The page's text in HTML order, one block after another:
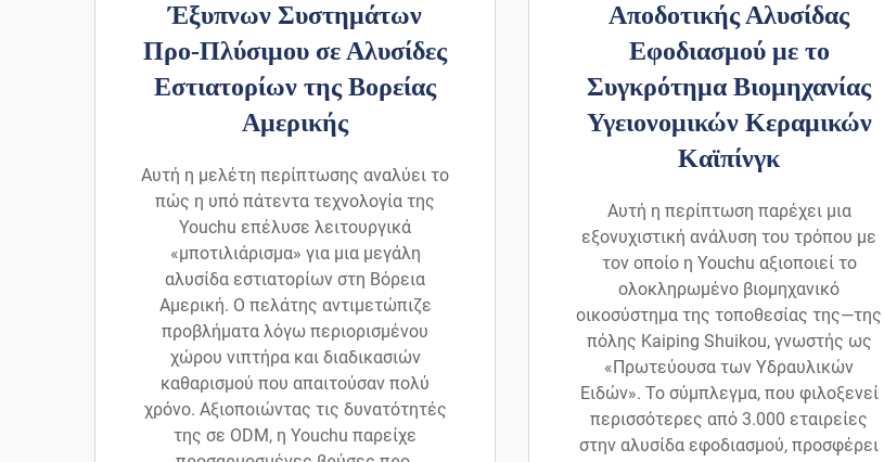
Έξυπνων Συστημάτων
Προ-Πλύσιμου σε Αλυσίδες
Εστιατορίων της Βορείας
Αμερικής
Αυτή η μελέτη περίπτωσης αναλύει το
πώς η υπό πάτεντα τεχνολογία της
Youchu επέλυσε λειτουργικά
«μποτιλιάρισμα» για μια μεγάλη
αλυσίδα εστιατορίων στη Βόρεια
Αμερική. Ο πελάτης αντιμετώπιζε
προβλήματα λόγω περιορισμένου
χώρου νιπτήρα και διαδικασιών
καθαρισμού που απαιτούσαν πολύ
χρόνο. Αξιοποιώντας τις δυνατότητές
της σε ODM, η Youchu παρείχε
Αποδοτικής Αλυσίδας
Εφοδιασμού με το
Συγκρότημα Βιομηχανίας
Υγειονομικών Κεραμικών
Καϊπίνγκ
Αυτή η περίπτωση παρέχει μια
εξονυχιστική ανάλυση του τρόπου με
τον οποίο η Youchu αξιοποιεί το
ολοκληρωμένο βιομηχανικό
οικοσύστημα της τοποθεσίας της—της
πόλης Kaiping Shuikou, γνωστής ως
«Πρωτεύουσα των Υδραυλικών
Ειδών». Το σύμπλεγμα, που φιλοξενεί
περισσότερες από 3.000 εταιρείες
στην αλυσίδα εφοδιασμού, προσφέρει